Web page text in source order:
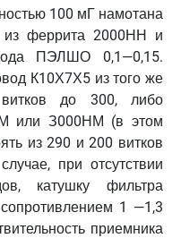
100 мГ намотана
из феррита 2000НН и
ПЭЛШО 0,1—0,15.
К10Х7Х5 из того же
до 300, либо
или З000НМ (в этом
из 290 и 200 витков
при отсутствии
катушку фильтра
1 —1,3
приемника